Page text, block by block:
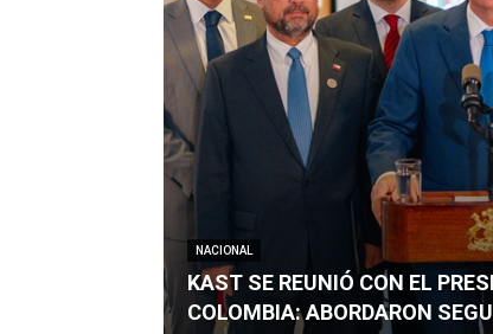
NACIONAL
KAST SE REUNIÓ CON EL
COLOMBIA: ABORDARON